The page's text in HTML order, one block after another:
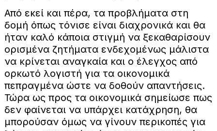
Από εκεί και πέρα, τα προβλήματα στη
δομή όπως τόνισε είναι διαχρονικά και θα
ήταν καλό κάποια στιγμή να ξεκαθαρίσουν
ορισμένα ζητήματα ενδεχομένως μάλιστα
να κρίνεται αναγκαία και ο έλεγχος από
ορκωτό λογιστή για τα οικονομικά
πεπραγμένα ώστε να δοθούν απαντήσεις.
Τώρα ως προς τα οικονομικά σημείωσε πως
δεν φαίνεται να υπάρχει κατάχρηση, θα
μπορούσαν όμως να γίνουν περικοπές για